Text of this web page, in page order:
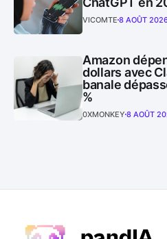
VICOMTE 8 AOÛT
Amazon
dollars avec
banale
%
0XMONKEY 8 AOÛT